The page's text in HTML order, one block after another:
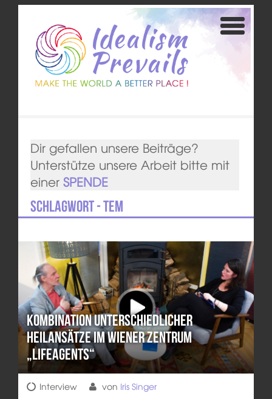
Dir gefallen unsere Beiträge?
Unterstütze unsere Arbeit bitte mit
einer SPENDE
Schlagwort - TEM
Kombination unterschiedlicher
Heilansätze im Wiener Zentrum
„lifeAGEnts“
Interview von Iris Singer